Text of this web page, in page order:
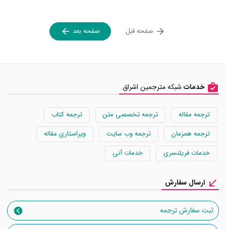
صفحه قبل صفحه بعد
خدمات شبکه مترجمین اشراق
ترجمه مقاله ترجمه تخصصی متن
ترجمه کتاب
ترجمه همزمان
ترجمه وب سایت
ویراستاری مقاله
خدمات فریلنسری
خدمات آنی
ارسال سفارش
ثبت سفارش ترجمه